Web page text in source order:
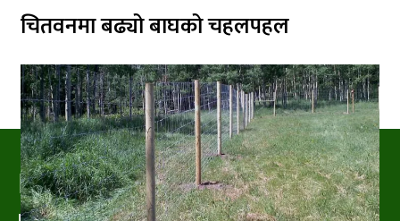
चितवनमा बढ्यो बाघको चहलपहल
PRAKRITIPRESS